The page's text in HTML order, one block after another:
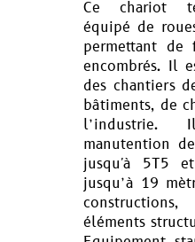
Ce chariot
équipé de
permettant de
encombrés. Il
des chantiers
bâtiments, de
manutention
jusqu'à 5T5
jusqu’à 19
éléments